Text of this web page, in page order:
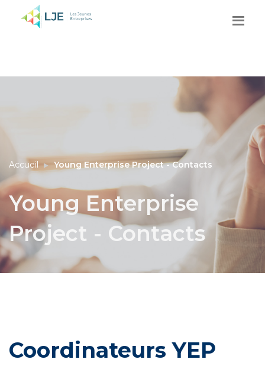
Accueil Young Enterprise Project - Contacts
Young Enterprise
Project - Contacts
Coordinateurs YEP